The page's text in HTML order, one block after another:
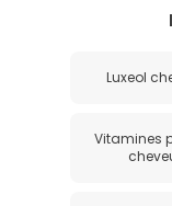
Luxeol
Vitamines